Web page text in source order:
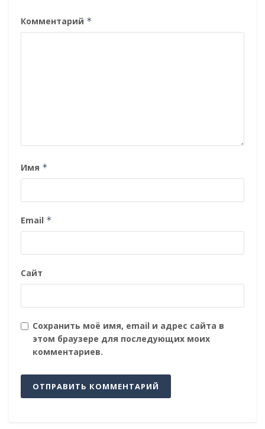
Комментарий *
Имя *
Email *
Сайт
Сохранить моё имя, email и адрес сайта в
этом браузере для последующих моих
комментариев.